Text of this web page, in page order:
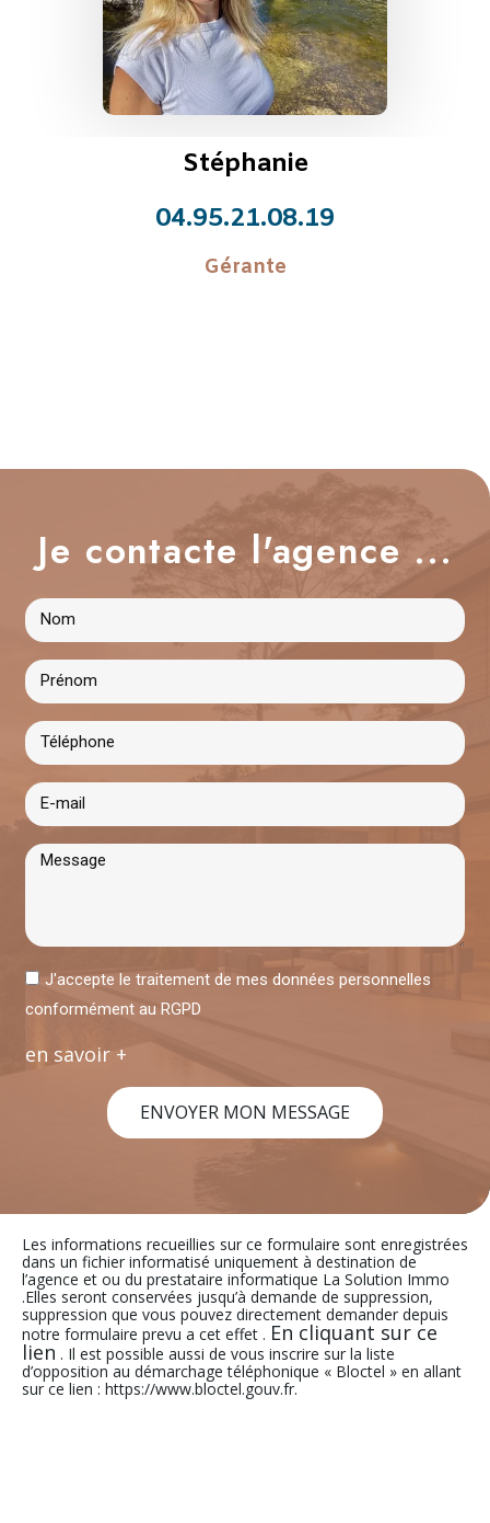
Stéphanie
04.95.21.08.19
Gérante
Je contacte l'agence ...
J'accepte le traitement de mes données personnelles
conformément au RGPD
en savoir +
ENVOYER MON MESSAGE
Les informations recueillies sur ce formulaire sont enregistrées
dans un fichier informatisé uniquement à destination de
l’agence et ou du prestataire informatique La Solution Immo
.Elles seront conservées jusqu’à demande de suppression,
suppression que vous pouvez directement demander depuis
notre formulaire prevu a cet effet . En cliquant sur ce
lien . Il est possible aussi de vous inscrire sur la liste
d’opposition au démarchage téléphonique « Bloctel » en allant
sur ce lien : https://www.bloctel.gouv.fr.